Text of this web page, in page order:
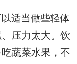
适当做些轻体
压力太大。饮
蔬菜水果，不